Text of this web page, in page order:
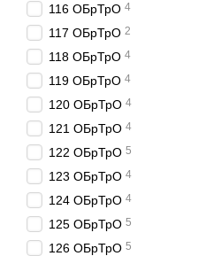
116 ОБрТрО 4
117 ОБрТрО 2
118 ОБрТрО 4
119 ОБрТрО 4
120 ОБрТрО 4
121 ОБрТрО 4
122 ОБрТрО 5
123 ОБрТрО 4
124 ОБрТрО 4
125 ОБрТрО 5
126 ОБрТрО 5